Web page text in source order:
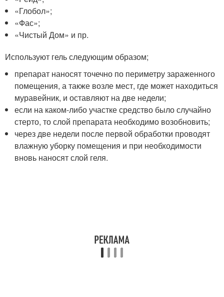
«Глобол»;
«Фас»;
«Чистый Дом» и пр.
Используют гель следующим образом;
препарат наносят точечно по периметру зараженного
помещения, а также возле мест, где может находиться
муравейник, и оставляют на две недели;
если на каком-либо участке средство было случайно
стерто, то слой препарата необходимо возобновить;
через две недели после первой обработки проводят
влажную уборку помещения и при необходимости
вновь наносят слой геля.